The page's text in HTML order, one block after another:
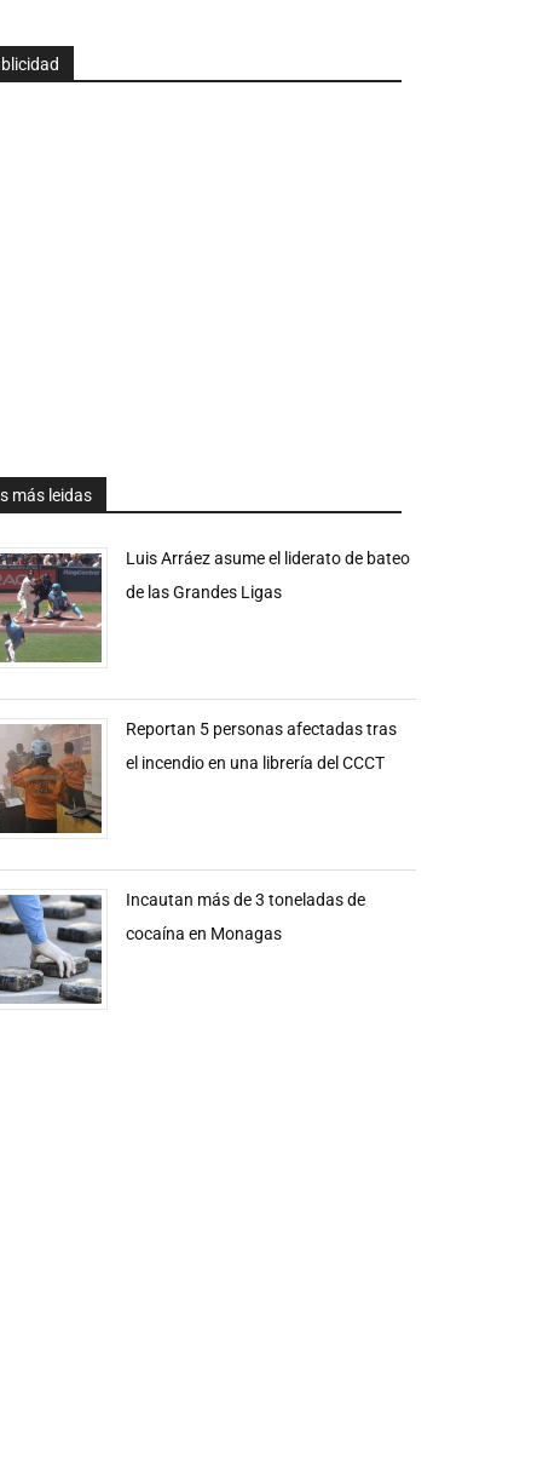
más leidas
Luis Arráez asume el liderato de bateo
de las Grandes Ligas
Reportan 5 personas afectadas tras
el incendio en una librería del CCCT
Incautan más de 3 toneladas de
cocaína en Monagas